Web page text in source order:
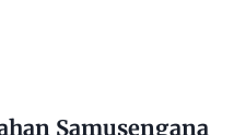
Samusengana